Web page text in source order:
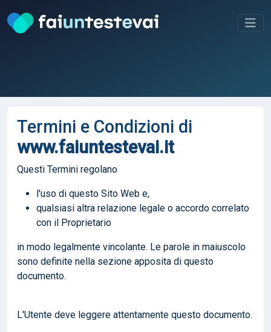
Termini e Condizioni di
www.faiuntestevai.it
Questi Termini regolano
l'uso di questo Sito Web e,
qualsiasi altra relazione legale o accordo correlato
con il Proprietario
in modo legalmente vincolante. Le parole in maiuscolo
sono definite nella sezione apposita di questo
documento.
L'Utente deve leggere attentamente questo documento.